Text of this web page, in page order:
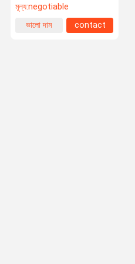
মূল্য:negotiable
ভালো দাম
contact